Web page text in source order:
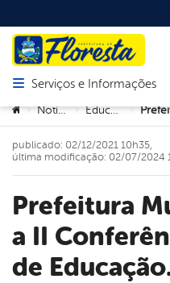
Abrir menu principal de
Serviços e Informações
Você está aqui:
> Notícias > Educação >
Prefeitura Municipal realiza
a II
de
publicado: 02/12/2021 10h35,
última modificação: 02/07/2024